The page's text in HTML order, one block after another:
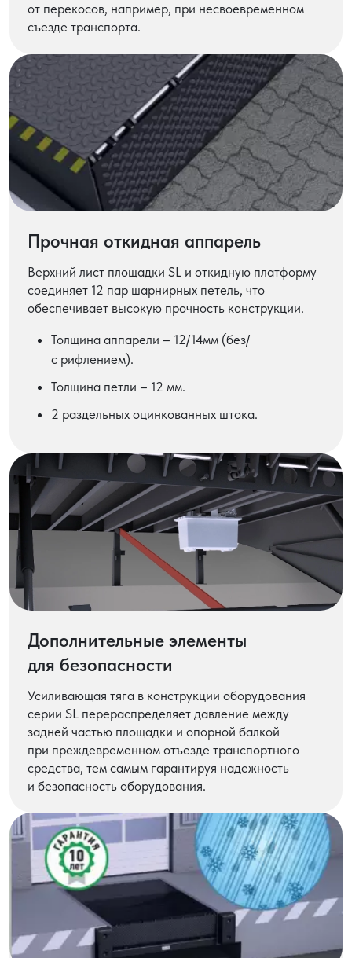
от перекосов, например, при несвоевременном
съезде транспорта.
Прочная откидная аппарель
Верхний лист площадки SL и откидную платформу
соединяет 12 пар шарнирных петель, что
обеспечивает высокую прочность конструкции.
Толщина аппарели – 12/14мм (без/
с рифлением).
Толщина петли – 12 мм.
2 раздельных оцинкованных штока.
Дополнительные элементы
для безопасности
Усиливающая тяга в конструкции оборудования
серии SL перераспределяет давление между
задней частью площадки и опорной балкой
при преждевременном отъезде транспортного
средства, тем самым гарантируя надежность
и безопасность оборудования.